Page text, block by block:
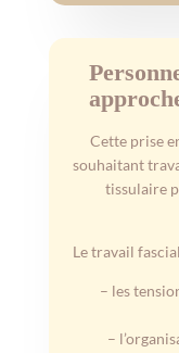
Cette prise
souhaitant
tissulaire
Le travail
– les
–